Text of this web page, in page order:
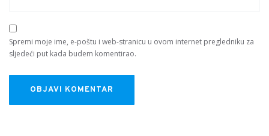
Spremi moje ime, e-poštu i web-stranicu u ovom internet pregledniku za
sljedeći put kada budem komentirao.